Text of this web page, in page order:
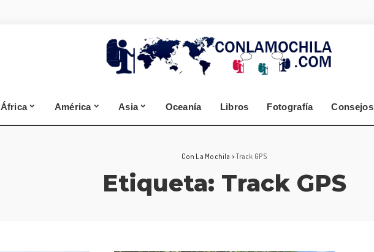
África América Asia Oceanía Libros Fotografía Consejos
Segovia
Zamora
Selva Negra
Segovia
Zamora
A Coruña
Lugo
Selva Negra
Con La Mochila >Track GPS
Etiqueta: Track GPS